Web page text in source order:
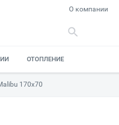
О компании
ОТОПЛЕНИЕ
170x70